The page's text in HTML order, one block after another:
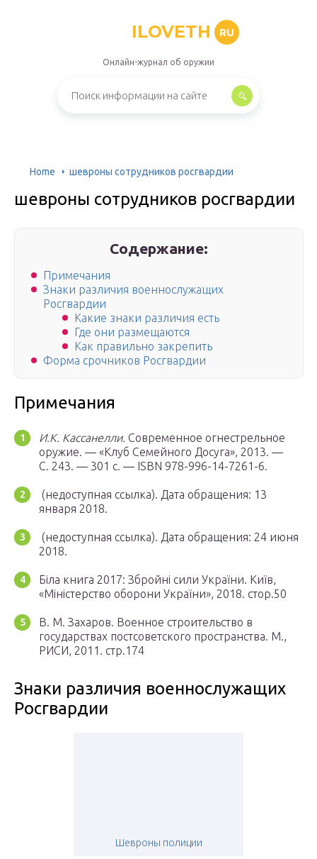
ILOVETH RU
Онлайн-журнал об оружии
Home ​​шевроны сотрудников росгвардии
​​шевроны сотрудников росгвардии
Содержание:
Примечания
Знаки различия военнослужащих
Росгвардии
Какие знаки различия есть
Где они размещаются
Как правильно закрепить
Форма срочников Росгвардии
Примечания
И.К. Кассанелли. Современное огнестрельное
оружие. — «Клуб Семейного Досуга», 2013. —
С. 243. — 301 с. — ISBN 978-996-14-7261-6.
(недоступная ссылка). Дата обращения: 13
января 2018.
(недоступная ссылка). Дата обращения: 24 июня
2018.
Біла книга 2017: Збройні сили України. Київ,
«Міністерство оборони України», 2018. стор.50
В. М. Захаров. Военное строительство в
государствах постсоветского пространства. М.,
РИСИ, 2011. стр.174
Знаки различия военнослужащих
Росгвардии
Шевроны полиции